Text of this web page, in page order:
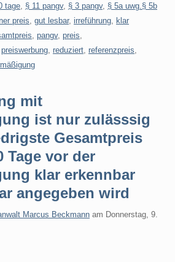
tage § 11 pangv, § 3 pangv, § 5a uwg.§ 5b
preis gut lesbar, irreführung
klar
pangv, preis
preiswerbung reduziert referenzpreis
mit
ist nur zulässsig
Gesamtpreis
Tage vor der
klar erkennbar
angegeben wird
Marcus Beckmann am Donnerstag, 9.